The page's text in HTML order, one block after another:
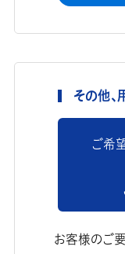
その他
ご希
お客様のご